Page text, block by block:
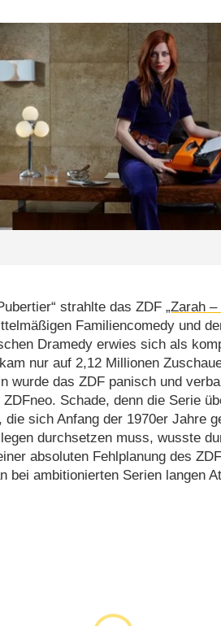
strahlte das ZDF„Zarah
Familiencomedy und
Dramedy erwies sich als
nur auf 2,12 Millionen
wurde das ZDF panisch und
Schade, denn die Serie
die sich Anfang der 1970er Jahre
durchsetzen muss, wusste
absoluten Fehlplanung des
bei ambitionierten Serien langen